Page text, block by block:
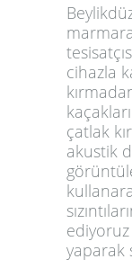
cihazla
çatlak
akustik
yaparak